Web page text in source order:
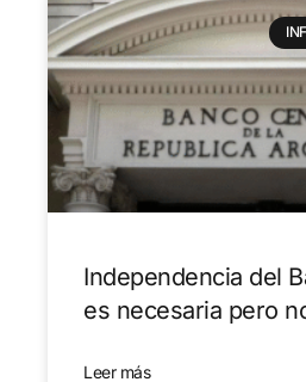
Independencia del
es necesaria pero
Leer más